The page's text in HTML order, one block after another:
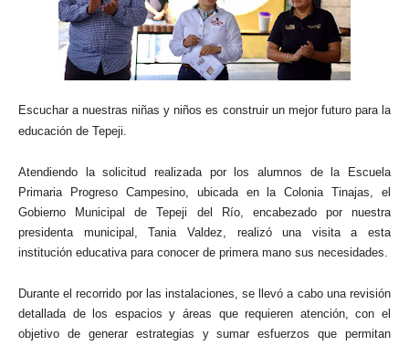
Escuchar a nuestras niñas y niños es construir un mejor futuro para la
educación de Tepeji.
Atendiendo la solicitud realizada por los alumnos de la Escuela
Primaria Progreso Campesino, ubicada en la Colonia Tinajas, el
Gobierno Municipal de Tepeji del Río, encabezado por nuestra
presidenta municipal, Tania Valdez, realizó una visita a esta
institución educativa para conocer de primera mano sus necesidades.
Durante el recorrido por las instalaciones, se llevó a cabo una revisión
detallada de los espacios y áreas que requieren atención, con el
objetivo de generar estrategias y sumar esfuerzos que permitan